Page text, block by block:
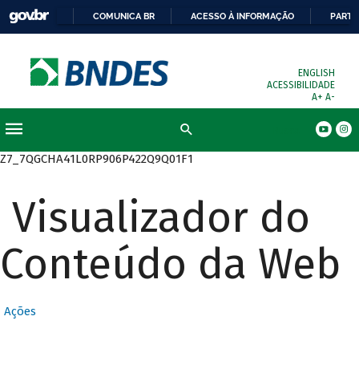
COMUNICA BR ACESSO À INFORMAÇÃO
ENGLISH
ACESSIBILIDADE
A+ A-
Z7_7QGCHA41L0RP906P422Q9Q01F1
Visualizador do
Conteúdo da Web
Ações